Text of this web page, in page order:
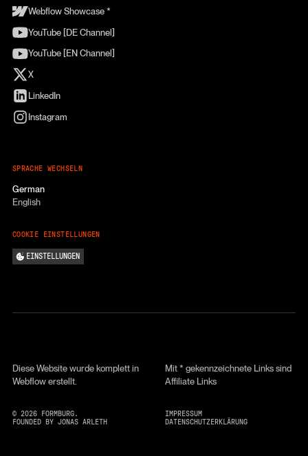
Webflow Showcase *
YouTube [DE Channel]
YouTube [EN Channel]
X
LinkedIn
Instagram
SPRACHE WECHSELN
German
English
COOKIE EINSTELLUNGEN
EINSTELLUNGEN
Diese Website wurde komplett in
Webflow erstellt.
Mit * gekennzeichnete Links sind
Affiliate Links
© 2026FORMBURG.
FOUNDED BY JONAS ARLETH
IMPRESSUM
DATENSCHUTZERKLÄRUNG